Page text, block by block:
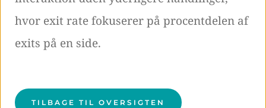
hvor exit rate fokuserer på procentdelen af
exits på en side.
TILBAGE TIL OVERSIGTEN